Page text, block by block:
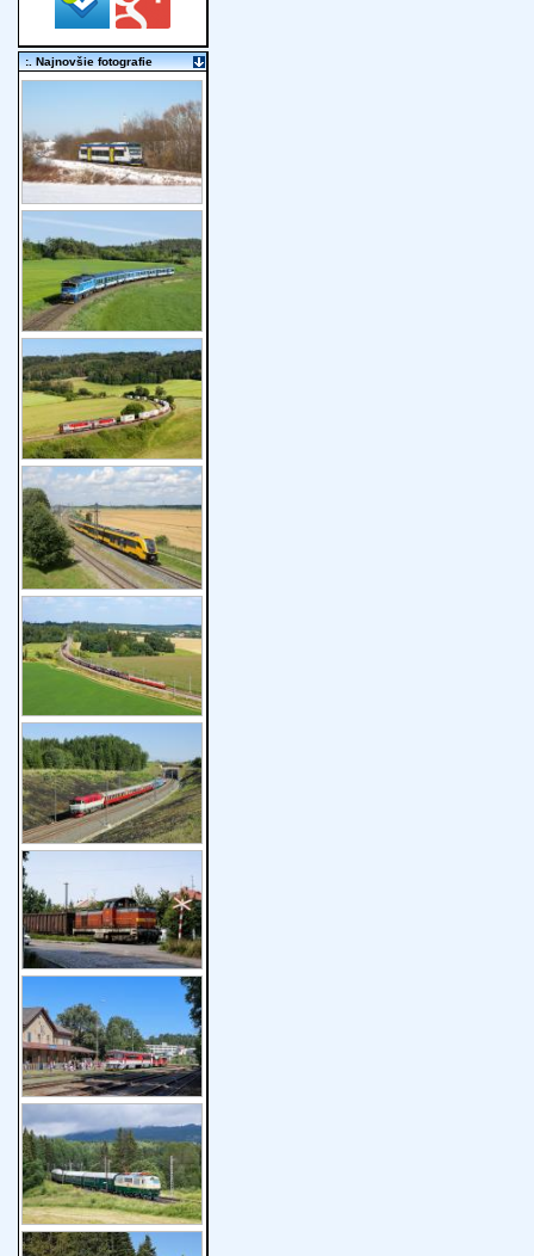
:. Najnovšie fotografie